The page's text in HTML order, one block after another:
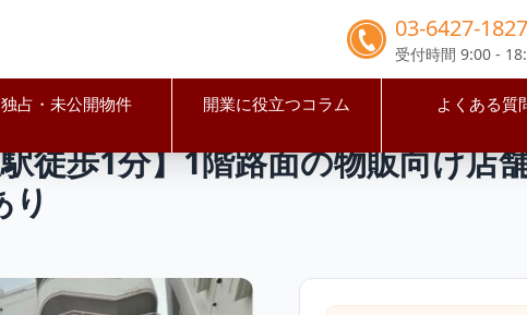
03-6427-1827
受付時間 9:00 -
独占・未公開物件 開業に役立つコラム よくある質
世田谷区 下北沢駅 【世田谷区・下北沢駅徒歩1分】1階路面の物
徒歩1分】1階路面の物販向け店
り